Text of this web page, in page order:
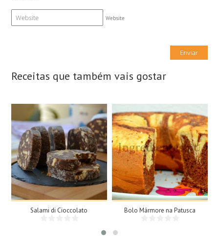
Website
Receitas que também vais gostar
15 Fatias
N/A
Salami di Cioccolato
8 Doses
8 Pessoas
25Min
Bolo Mármore na Patusca